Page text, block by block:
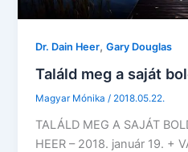
Dr. Dain Heer,Gary Douglas
Találd meg a saját
Magyar Mónika/ 2018.05.22.
TALÁLD MEG A SAJÁT
HEER – 2018. január 19. +